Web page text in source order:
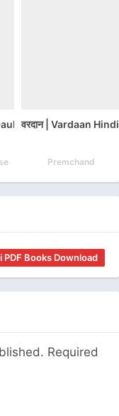
Daulat aayi maut lai
वरदान | Vardaan
Premchand
PDF Books Download
Required